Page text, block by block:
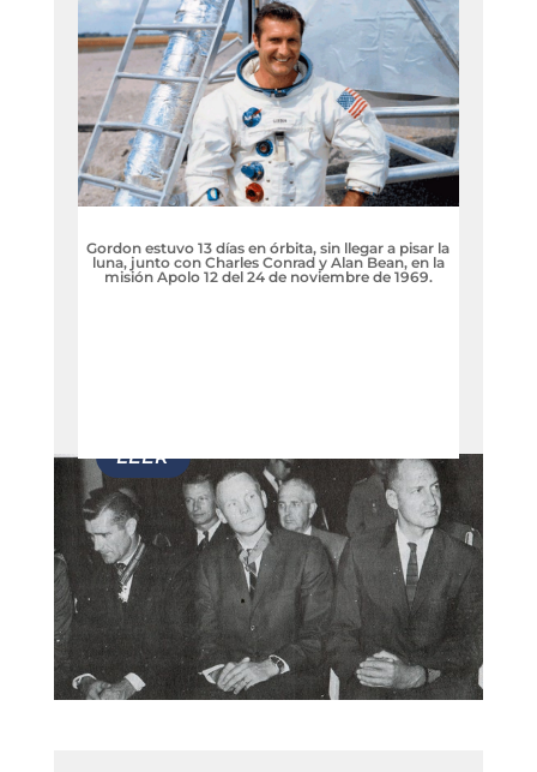
Gordon estuvo 13 días en órbita, sin llegar a pisar la
luna, junto con Charles Conrad y Alan Bean, en la
misión Apolo 12 del 24 de noviembre de 1969.